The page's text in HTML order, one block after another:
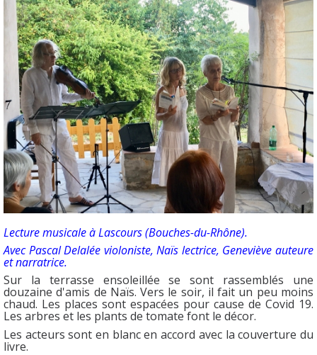
Lecture musicale à Lascours (Bouches-du-Rhône).
Avec Pascal Delalée violoniste, Naïs lectrice, Geneviève auteure
et narratrice.
Sur la terrasse ensoleillée se sont rassemblés une
douzaine d'amis de Naïs.Vers le soir, il fait un peu moins
chaud. Les places sont espacées pour cause de Covid 19.
Les arbres et les plants de tomate font le décor.
Les acteurs sont en blanc en accord avec la couverture du
livre.